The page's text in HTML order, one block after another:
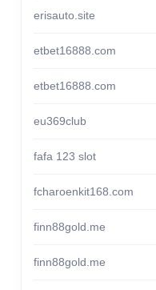
erisauto.site
etbet16888.com
etbet16888.com
eu369club
fafa 123 slot
fcharoenkit168.com
finn88gold.me
finn88gold.me